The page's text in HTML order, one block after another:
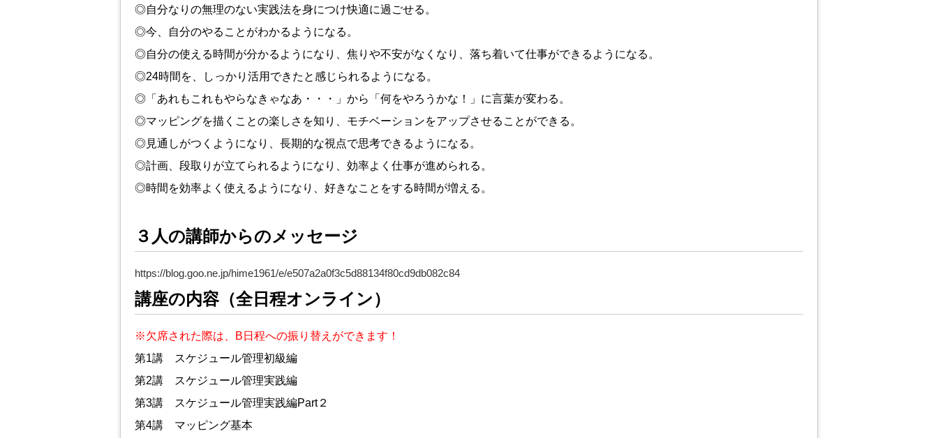
◎自分なりの無理のない実践法を身につけ快適に過ごせる。
◎今、自分のやることがわかるようになる。
◎自分の使える時間が分かるようになり、焦りや不安がなくなり、落ち着いて仕事ができるようになる。
◎24時間を、しっかり活用できたと感じられるようになる。
◎「あれもこれもやらなきゃなあ・・・」から「何をやろうかな！」に言葉が変わる。
◎マッピングを描くことの楽しさを知り、モチベーションをアップさせることができる。
◎見通しがつくようになり、長期的な視点で思考できるようになる。
◎計画、段取りが立てられるようになり、効率よく仕事が進められる。
◎時間を効率よく使えるようになり、好きなことをする時間が増える。
３人の講師からのメッセージ
https://blog.goo.ne.jp/hime1961/e/e507a2a0f3c5d88134f80cd9db082c84
講座の内容（全日程オンライン）
※欠席された際は、B日程への振り替えができます！
第1講 スケジュール管理初級編
第2講 スケジュール管理実践編
第3講 スケジュール管理実践編Part２
第4講 マッピング基本